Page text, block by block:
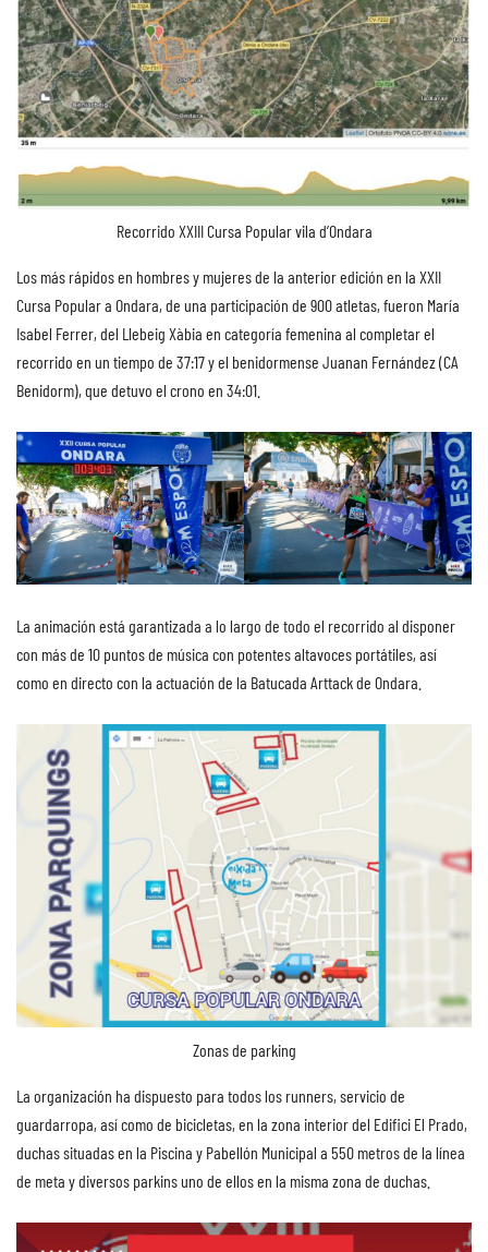
Recorrido XXIII Cursa Popular vila d’Ondara
Los más rápidos en hombres y mujeres de la anterior edición en la XXII
Cursa Popular a Ondara, de una participación de 900 atletas, fueron María
Isabel Ferrer, del Llebeig Xàbia en categoría femenina al completar el
recorrido en un tiempo de 37:17 y el benidormense Juanan Fernández (CA
Benidorm), que detuvo el crono en 34:01.
La animación está garantizada a lo largo de todo el recorrido al disponer
con más de 10 puntos de música con potentes altavoces portátiles, así
como en directo con la actuación de la Batucada Arttack de Ondara.
Zonas de parking
La organización ha dispuesto para todos los runners, servicio de
guardarropa, así como de bicicletas, en la zona interior del Edifici El Prado,
duchas situadas en la Piscina y Pabellón Municipal a 550 metros de la línea
de meta y diversos parkins uno de ellos en la misma zona de duchas.